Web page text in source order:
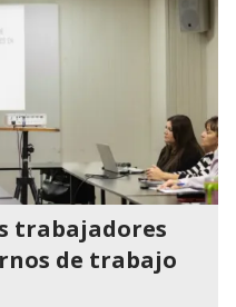
trabajadores
de trabajo